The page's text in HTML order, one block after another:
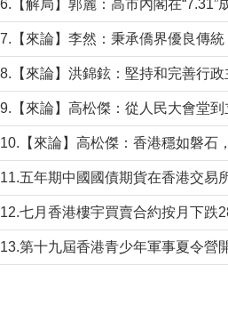
11.五年期中國國債期貨在香港交易
12.七月香港樓宇買賣合約按月下跌
13.第十九屆香港青少年軍事夏令營